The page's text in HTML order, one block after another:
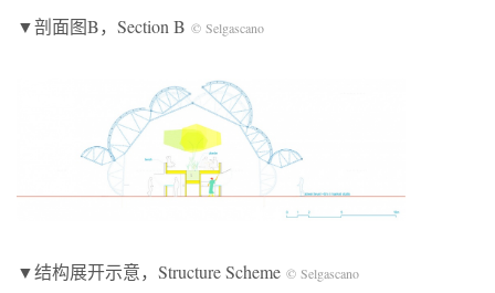
▼剖面图B，Section B © Selgascano
▼结构展开示意，Structure Scheme © Selgascano